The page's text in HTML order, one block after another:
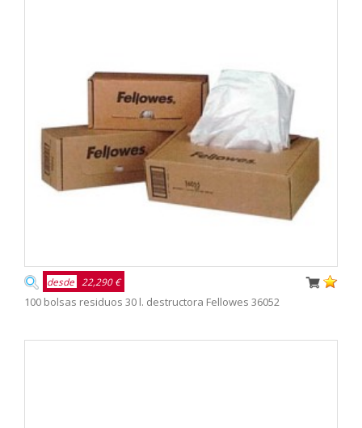
desde 22,290 €
100 bolsas residuos 30 l. destructora Fellowes 36052